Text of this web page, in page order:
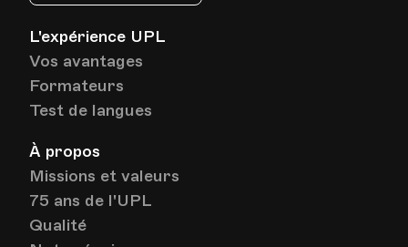
Lieu
HEP - Haute Ecole Pédagogique - Salle 712
1005, Lausanne
Av. de Cour 33
Date02.02.2023
HEP - Haute Ecole Pédagogique - Salle 712
L'expérience UPL
Vos avantages
Formateurs
Test de langues
À propos
Missions et valeurs
75 ans de l'UPL
Qualité